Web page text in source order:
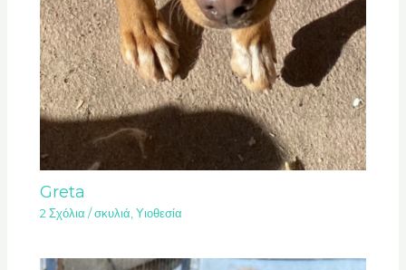
Greta
2 Σχόλια /σκυλιά,Υιοθεσία